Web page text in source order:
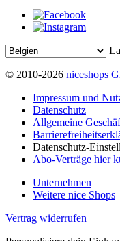
© 2010-2026 niceshops
Impressum und
Datenschutz
Allgemeine
Datenschutz-
Abo-Verträge hier
Unternehmen
Weitere nice Shops
Vertrag widerrufen